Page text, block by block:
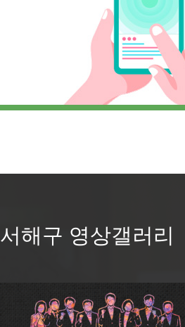
서해구 영상갤러리